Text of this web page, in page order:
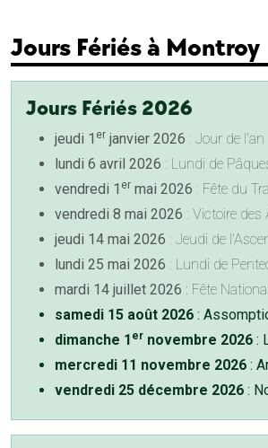
Jours Fériés à Montroy
Jours Fériés 2026
jeudi 1 er janvier 2026 : Jour de l'an
lundi 6 avril 2026 : Lundi de
vendredi 1 er mai 2026 : Fête du
vendredi 8 mai 2026 : Victoire des
jeudi 14 mai 2026 : Jeudi de
lundi 25 mai 2026 : Lundi de
mardi 14 juillet 2026 : Fête
samedi 15 août 2026 :
dimanche 1 er novembre 2026 :
mercredi 11 novembre 2026 :
vendredi 25 décembre 2026 :